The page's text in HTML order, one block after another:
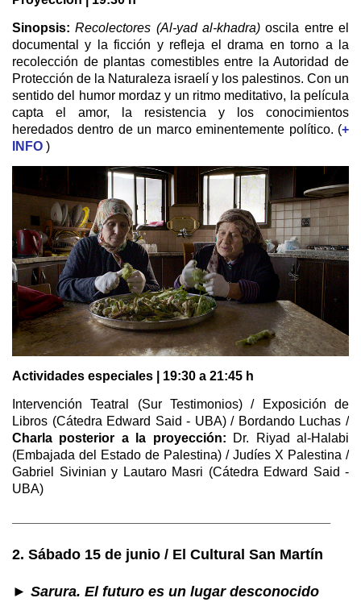
Sinopsis: Recolectores (Al-yad al-khadra) oscila entre el
documental y la ficción y refleja el drama en torno a la
recolección de plantas comestibles entre la Autoridad de
Protección de la Naturaleza israelí y los palestinos. Con un
sentido del humor mordaz y un ritmo meditativo, la película
capta el amor, la resistencia y los conocimientos
heredados dentro de un marco eminentemente político. (+
INFO )
Actividades especiales | 19:30 a 21:45 h
Intervención Teatral (Sur Testimonios) / Exposición de
Libros (Cátedra Edward Said - UBA) / Bordando Luchas /
Charla posterior a la proyección: Dr. Riyad al-Halabi
(Embajada del Estado de Palestina) / Judíes X Palestina /
Gabriel Sivinian y Lautaro Masri (Cátedra Edward Said -
UBA)
2. Sábado 15 de junio / El Cultural San Martín
► Sarura. El futuro es un lugar desconocido